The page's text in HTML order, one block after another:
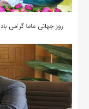
روز جهانی ماما گرامی باد